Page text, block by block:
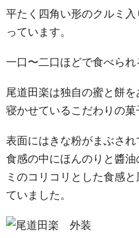
平たく四角い形のクルミ
っています。
一口〜二口ほどで食べられ
尾道田楽は独自の蜜と餅
寝かせているこだわりの菓
表面にはきな粉がまぶさ
食感の中にほんのりと醬
ミのコリコリとした食感
ていました。